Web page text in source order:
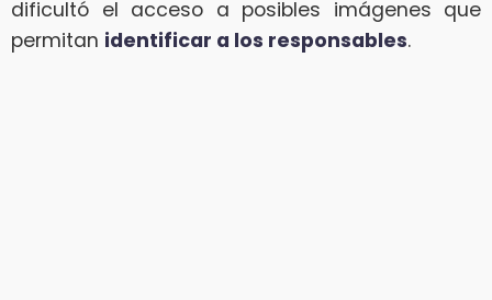
dificultó el acceso a posibles imágenes que
permitan identificar a los responsables.